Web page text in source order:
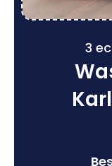
3